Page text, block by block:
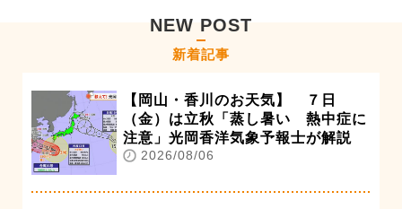
NEW POST
新着記事
【岡山・香川のお天気】 ７日
（金）は立秋「蒸し暑い 熱中症に
注意」光岡香洋気象予報士が解説
2026/08/06